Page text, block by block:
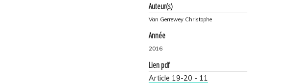
Auteur(s)
Van Gerrewey Christophe
Année
2016
Lien pdf
Article 19-20 - 11